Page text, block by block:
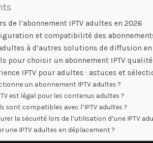
de l’abonnement IPTV adultes en 2026
et compatibilité des
à d’autres solutions de diffusion
pour choisir un abonnement IPTV
IPTV pour adultes : astuces et
un abonnement IPTV adultes ?
est légal pour les contenus adultes ?
sont compatibles avec l’IPTV adultes ?
la sécurité lors de l’utilisation d’une IPTV
une IPTV adultes en déplacement ?